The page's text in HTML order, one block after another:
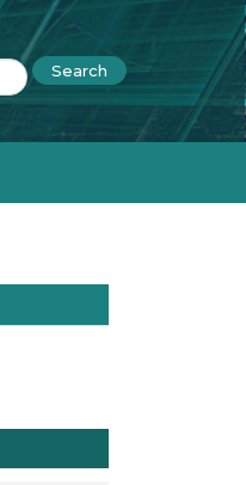
Search